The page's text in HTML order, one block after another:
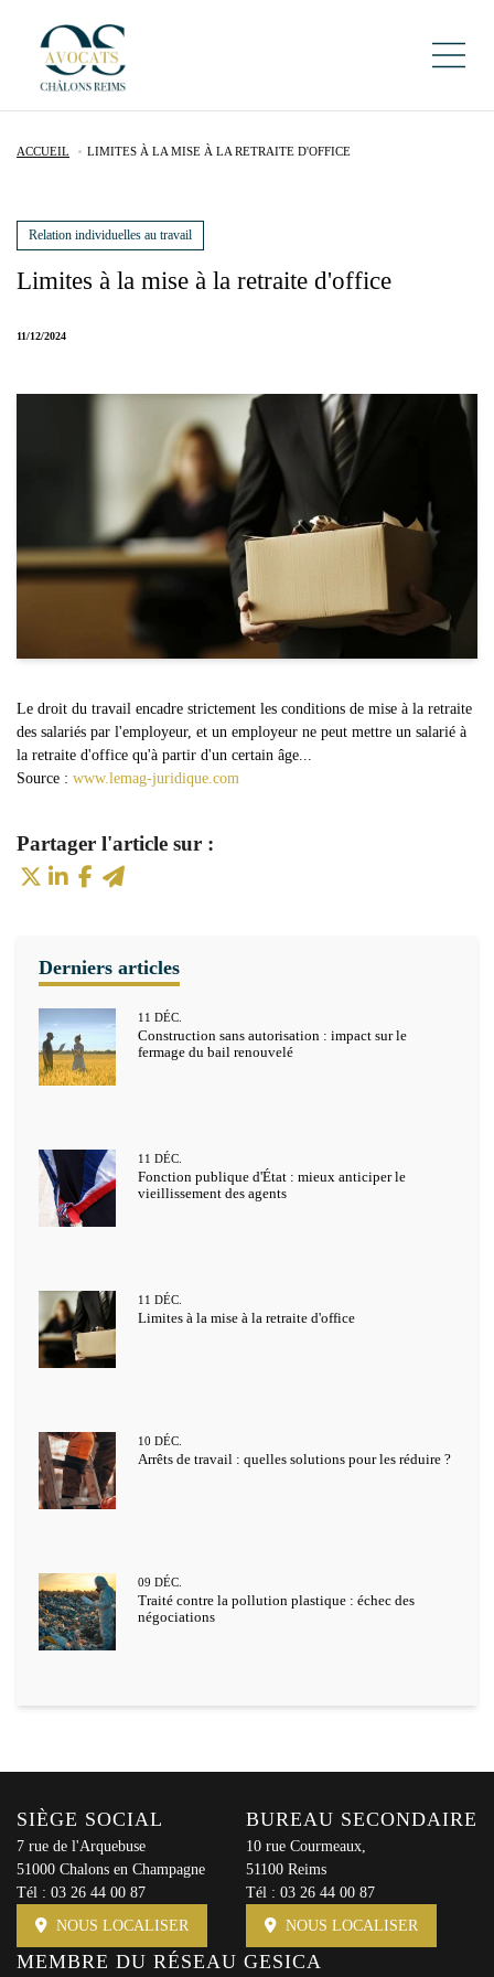
ACCUEIL LIMITES À LA MISE À LA RETRAITE D'OFFICE
Limites à la mise à la retraite d'office
11/12/2024
Relation individuelles au travail
Source : www.lemag-juridique.com
Le droit du travail encadre strictement les conditions de mise à la retraite
des salariés par l'employeur, et un employeur ne peut mettre un salarié à
la retraite d'office qu'à partir d'un certain âge...
Construction sans autorisation : impact sur le
fermage du bail renouvelé
11 DÉC.
Fonction publique d'État : mieux anticiper le
vieillissement des agents
11 DÉC.
Limites à la mise à la retraite d'office
11 DÉC.
Arrêts de travail : quelles solutions pour les réduire ?
10 DÉC.
Traité contre la pollution plastique : échec des
négociations
09 DÉC.
SIÈGE SOCIAL
7 rue de l'Arquebuse
51000 Chalons en Champagne
Tél : 03 26 44 00 87
NOUS LOCALISER
BUREAU SECONDAIRE
10 rue Courmeaux,
51100 Reims
Tél : 03 26 44 00 87
NOUS LOCALISER
MEMBRE DU RÉSEAU GESICA